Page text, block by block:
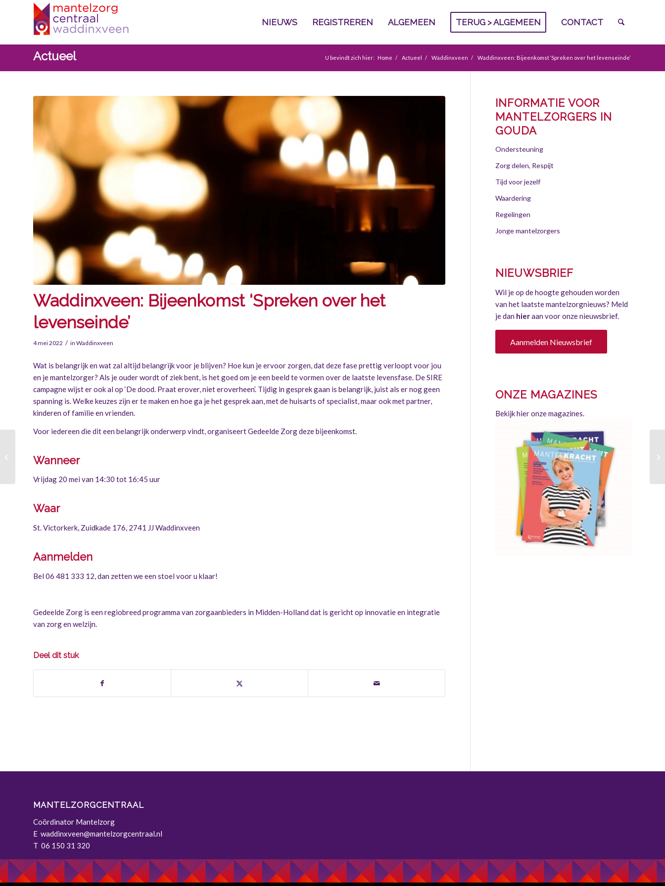
NIEUWS REGISTREREN ALGEMEEN TERUG > ALGEMEEN CONTACT
Actueel U bevindt zich hier: Home / Actueel / Waddinxveen / Waddinxveen: Bijeenkomst ‘Spreken over het levenseinde’
Waddinxveen: Bijeenkomst ‘Spreken over het
levenseinde’
4 mei 2022 / in Waddinxveen
Wat is belangrijk en wat zal altijd belangrijk voor je blijven? Hoe kun je ervoor zorgen, dat deze fase prettig verloopt voor jou
en je mantelzorger? Als je ouder wordt of ziek bent, is het goed om je een beeld te vormen over de laatste levensfase. De SIRE
campagne wijst er ook al op ‘De dood. Praat erover, niet eroverheen’. Tijdig in gesprek gaan is belangrijk, juist als er nog geen
spanning is. Welke keuzes zijn er te maken en hoe ga je het gesprek aan, met de huisarts of specialist, maar ook met partner,
kinderen of familie en vrienden.
Voor iedereen die dit een belangrijk onderwerp vindt, organiseert Gedeelde Zorg deze bijeenkomst.
Wanneer
Vrijdag 20 mei van 14:30 tot 16:45 uur
Waar
St. Victorkerk, Zuidkade 176, 2741 JJ Waddinxveen
Aanmelden
Bel 06 481 333 12, dan zetten we een stoel voor u klaar!
Gedeelde Zorg is een regiobreed programma van zorgaanbieders in Midden-Holland dat is gericht op innovatie en integratie
van zorg en welzijn.
Deel dit stuk
INFORMATIE VOOR
MANTELZORGERS IN
GOUDA
Ondersteuning
Zorg delen, Respijt
Tijd voor jezelf
Waardering
Regelingen
Jonge mantelzorgers
NIEUWSBRIEF
Wil je op de hoogte gehouden worden
van het laatste mantelzorgnieuws? Meld
je dan hieraan voor onze nieuwsbrief.
Aanmelden Nieuwsbrief
ONZE MAGAZINES
Bekijk hier onze magazines.
MANTELZORGCENTRAAL
Coördinator Mantelzorg
E waddinxveen@mantelzorgcentraal.nl
T 06 150 31 320
vrijetijdsbesteding in